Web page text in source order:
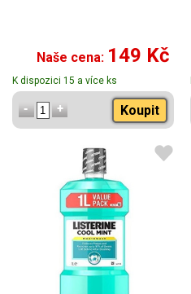
Naše cena: 149 Kč
K dispozici 15 a více ks
Koupit